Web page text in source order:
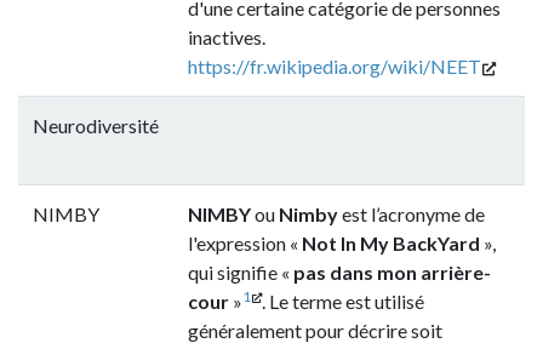
d'une certaine catégorie de personnes
inactives.
https://fr.wikipedia.org/wiki/NEET
Neurodiversité
NIMBY NIMBYou Nimbyest l’acronyme de
l'expression « Not In My BackYard »,
qui signifie « pas dans mon arrière-
cour »1
. Le terme est utilisé
généralement pour décrire soit